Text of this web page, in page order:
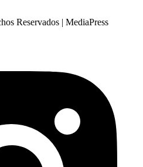
Reservados | MediaPress